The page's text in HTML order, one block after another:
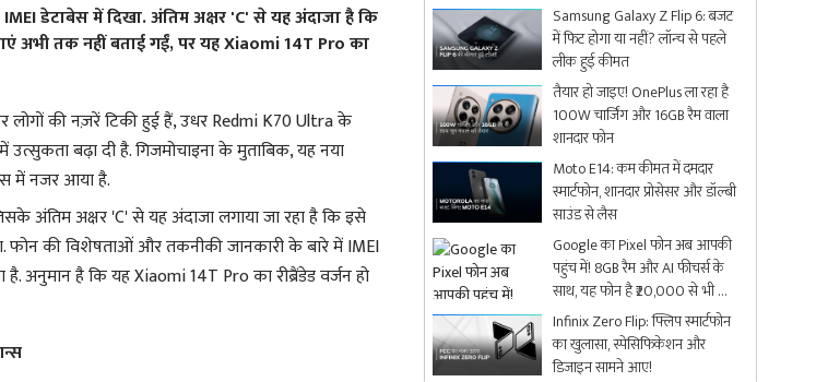
डेटाबेस में दिखा. अंतिम अक्षर 'C' से यह अंदाजा है कि
अभी तक नहीं बताई गईं, पर यह Xiaomi 14T Pro का
की नज़रें टिकी हुई हैं, उधर Redmi K70 Ultra के
बढ़ा दी है. गिजमोचाइना के मुताबिक, यह नया
में नजर आया है.
अंतिम अक्षर 'C' से यह अंदाजा लगाया जा रहा है कि इसे
फोन की विशेषताओं और तकनीकी जानकारी के बारे में IMEI
अनुमान है कि यह Xiaomi 14T Pro का रीब्रैंडेड वर्जन हो
Samsung Galaxy Z Flip 6: बजट
में फिट होगा या नहीं? लॉन्च से पहले
लीक हुई कीमत
तैयार हो जाइए! OnePlus ला रहा है
100W चार्जिंग और 16GB रैम वाला
शानदार फोन
Moto E14: कम कीमत में दमदार
स्मार्टफोन, शानदार प्रोसेसर और डॉल्बी
साउंड से लैस
Google का Pixel फोन अब आपकी
पहुंच में! 8GB रैम और AI फीचर्स के
साथ, यह फोन है ₹20,000 से भी कम
में
Infinix Zero Flip: फ्लिप स्मार्टफोन
का खुलासा, स्पेसिफिकेशन और
डिजाइन सामने आए!